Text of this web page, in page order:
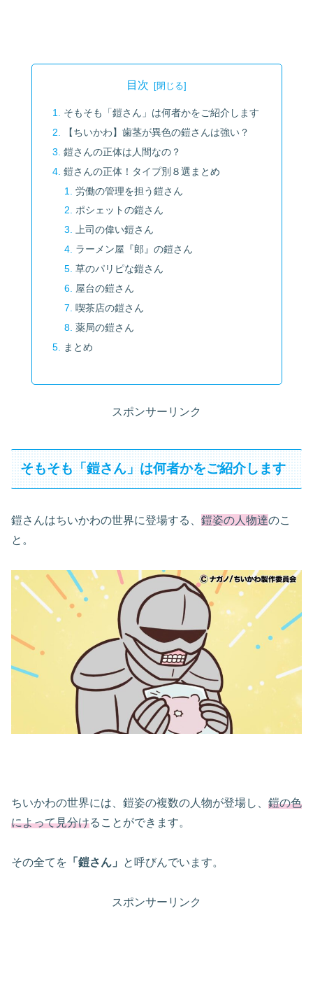
目次
そもそも「鎧さん」は何者かをご紹介します
【ちいかわ】歯茎が異色の鎧さんは強い？
鎧さんの正体は人間なの？
鎧さんの正体！タイプ別８選まとめ
労働の管理を担う鎧さん
ポシェットの鎧さん
上司の偉い鎧さん
ラーメン屋『郎』の鎧さん
草のパリピな鎧さん
屋台の鎧さん
喫茶店の鎧さん
薬局の鎧さん
まとめ
スポンサーリンク
そもそも「鎧さん」は何者かをご紹介します
鎧さんはちいかわの世界に登場する、 鎧姿の人物達のこ
と。
ちいかわの世界には、鎧姿の複数の人物が登場し、 鎧の色
によって見分けることができます。
その全てを 「鎧さん」 と呼びんでいます。
スポンサーリンク